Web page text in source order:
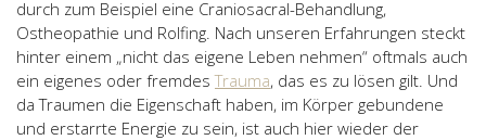
durch zum Beispiel eine Craniosacral-Behandlung,
Ostheopathie und Rolfing. Nach unseren Erfahrungen steckt
hinter einem „nicht das eigene Leben nehmen“ oftmals auch
ein eigenes oder fremdesTrauma, das es zu lösen gilt. Und
da Traumen die Eigenschaft haben, im Körper gebundene
und erstarrte Energie zu sein, ist auch hier wieder der